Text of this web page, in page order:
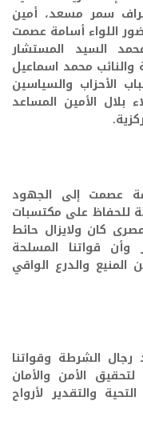
سمر مسعد، أمين
اللواء أسامة عصمت
السيد المستشار
محمد اسماعيل
الأحزاب والسياسين
بلال الأمين المساعد
عصمت إلى الجهود
للحفاظ على مكتسبات
كان ولايزال حائط
وأن قواتنا المسلحة
والدرع الواقي
الشرطة وقواتنا
الأمن والأمان
والتقدير لأرواح